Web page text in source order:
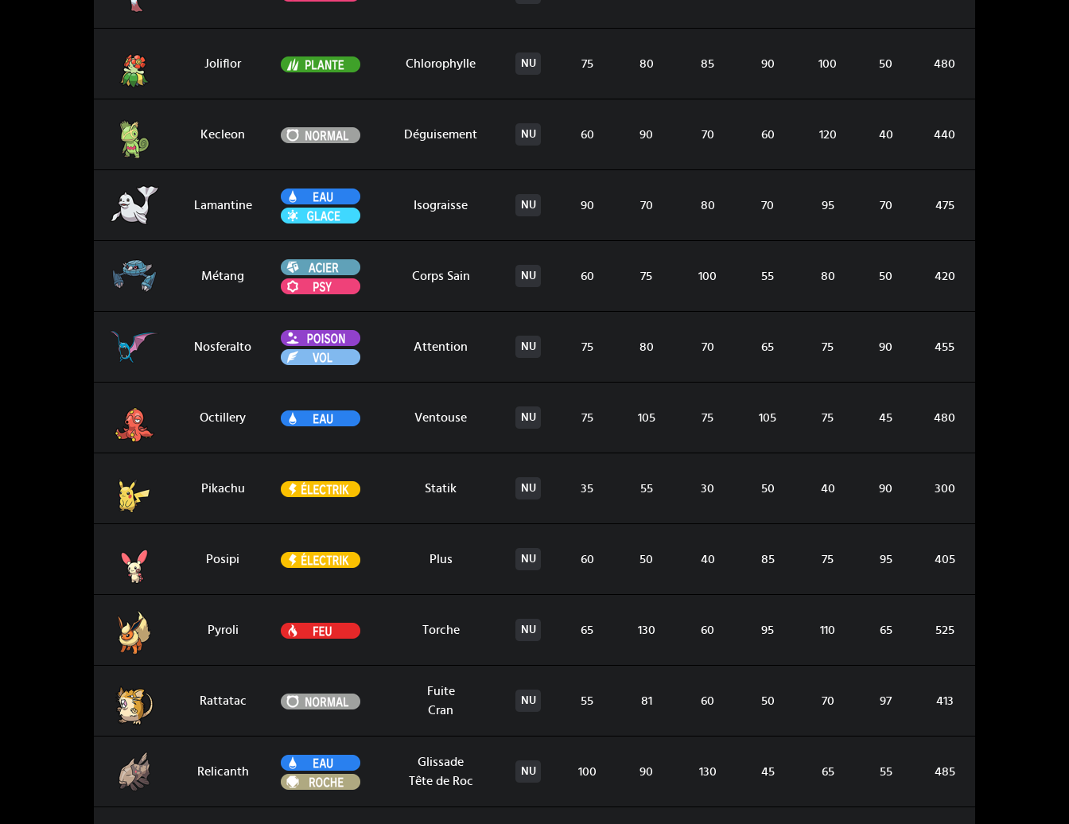
Joliflor
Plante Chlorophylle NU 75 80 85 90 100 50 480
Kecleon
Normal Déguisement NU 60 90 70 60 120 40 440
Lamantine
Eau
Glace
Isograisse NU 90 70 80 70 95 70 475
Métang
Acier
Psy
Corps Sain NU 60 75 100 55 80 50 420
Nosferalto
Poison
Vol
Attention NU 75 80 70 65 75 90 455
Octillery
Eau Ventouse NU 75 105 75 105 75 45 480
Pikachu
Électrik Statik NU 35 55 30 50 40 90 300
Posipi
Électrik Plus NU 60 50 40 85 75 95 405
Pyroli
Feu Torche NU 65 130 60 95 110 65 525
Rattatac
Normal
Fuite
Cran
NU 55 81 60 50 70 97 413
Relicanth
Eau
Roche
Glissade
Tête de Roc
NU 100 90 130 45 65 55 485